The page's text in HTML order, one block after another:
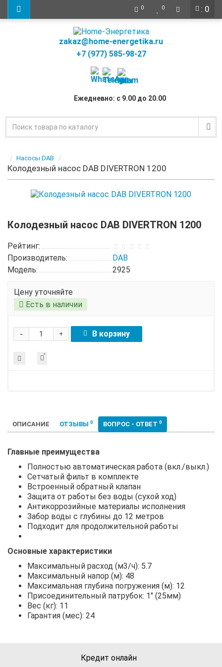
: 0
0 0
zakaz@home-energetika.ru
+7 (977) 585-98-27
Ежедневно: с 9.00 до 20.00
Насосы DAB
Колодезный насос DAB DIVERTRON 1200
Колодезный насос DAB DIVERTRON 1200
Рейтинг:
Производитель:
DAB
Модель:
2925
Цену уточняйте
Есть в наличии
+
- В корзину
ОПИСАНИЕ ОТЗЫВЫ 0 ВОПРОС - ОТВЕТ 0
Главные преимущества
Полностью автоматическая работа (вкл./выкл.)
Сетчатый фильт в комплекте
Встроенный обратный клапан
Защита от работы без воды (сухой ход)
Антикоррозийные материалы исполнения
Забор воды с глубины до 12 метров
Подходит для продолжительной работы
Основные характеристики
Максимальный расход (м3/ч): 5.7
Максимальный напор (м): 48
Максимальная глубина погружения (м): 12
Присоединительный патрубок: 1" (25мм)
Вес (кг): 11
Гарантия (мес): 24
Кредит онлайн